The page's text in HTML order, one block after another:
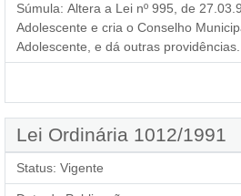
Súmula: Altera a Lei nº 995, de
Adolescente e cria o Conselho
Adolescente, e dá outras providências.
Lei Ordinária 1012/1991
Status: Vigente